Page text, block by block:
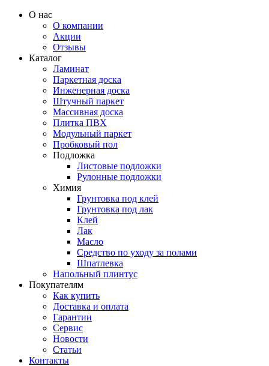
О нас
О компании
Акции
Отзывы
Каталог
Ламинат
Паркетная доска
Инженерная доска
Штучный паркет
Массивная доска
Плитка ПВХ
Модульный паркет
Пробковый пол
Подложка
Листовые подложки
Рулонные подложки
Химия
Грунтовка под клей
Грунтовка под лак
Клей
Лак
Масло
Средство по уходу за полами
Шпатлевка
Напольный плинтус
Покупателям
Как купить
Доставка и оплата
Гарантии
Сервис
Новости
Статьи
Контакты